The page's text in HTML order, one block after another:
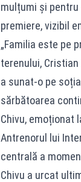
mulțumi și
premiere, vizibil
„Familia este pe
terenului,
a sunat-o pe
sărbătoarea
Chivu, emoționat
Antrenorul lui
centrală a
Chivu a urcat